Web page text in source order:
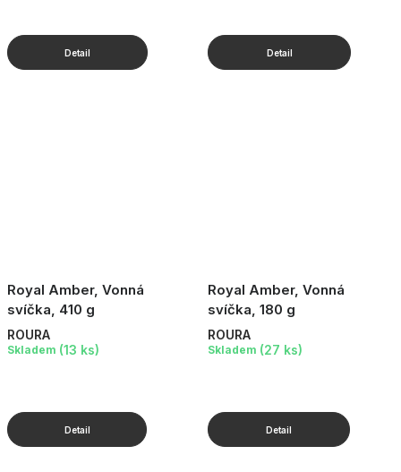
Royal Amber, Vonná
svíčka, 410 g
ROURA
Skladem (13 ks)
Royal Amber, Vonná
svíčka, 180 g
ROURA
Skladem (27 ks)